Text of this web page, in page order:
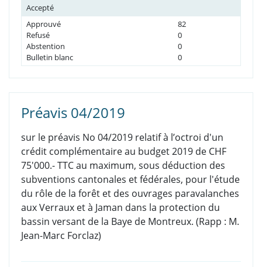
Accepté
Approuvé
82
Refusé
0
Abstention
0
Bulletin blanc
0
Préavis 04/2019
sur le préavis No 04/2019 relatif à l’octroi d'un
crédit complémentaire au budget 2019 de CHF
75'000.- TTC au maximum, sous déduction des
subventions cantonales et fédérales, pour l'étude
du rôle de la forêt et des ouvrages paravalanches
aux Verraux et à Jaman dans la protection du
bassin versant de la Baye de Montreux. (Rapp : M.
Jean-Marc Forclaz)